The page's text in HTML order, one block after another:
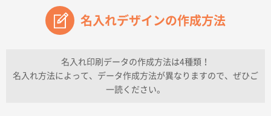
兵庫県のお客様
チケットホルダー ダブルポケット
上記のとおりです。
名入れデザインの作成方法
名入れ印刷データの作成方法は4種類！
名入れ方法によって、データ作成方法が異なりますので、ぜひご
一読ください。